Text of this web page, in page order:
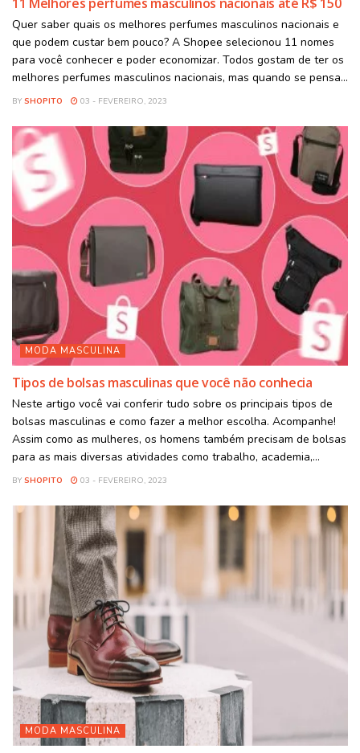
Quer saber quais os melhores perfumes masculinos nacionais e
que podem custar bem pouco? A Shopee selecionou 11 nomes
para você conhecer e poder economizar. Todos gostam de ter os
melhores perfumes masculinos nacionais, mas quando se pensa...
BY SHOPITO 03 - FEVEREIRO, 2023
MODA MASCULINA
Tipos de bolsas masculinas que você não conhecia
Neste artigo você vai conferir tudo sobre os principais tipos de
bolsas masculinas e como fazer a melhor escolha. Acompanhe!
Assim como as mulheres, os homens também precisam de bolsas
para as mais diversas atividades como trabalho, academia,...
BY SHOPITO 03 - FEVEREIRO, 2023
MODA MASCULINA